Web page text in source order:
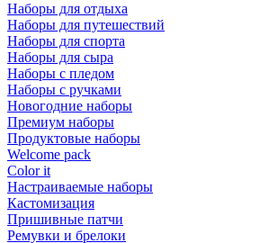
Наборы для отдыха
Наборы для путешествий
Наборы для спорта
Наборы для сыра
Наборы с пледом
Наборы с ручками
Новогодние наборы
Премиум наборы
Продуктовые наборы
Welcome pack
Color it
Настраиваемые наборы
Кастомизация
Пришивные патчи
Ремувки и брелоки